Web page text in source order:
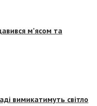
м’ясом та
вимикатимуть світло